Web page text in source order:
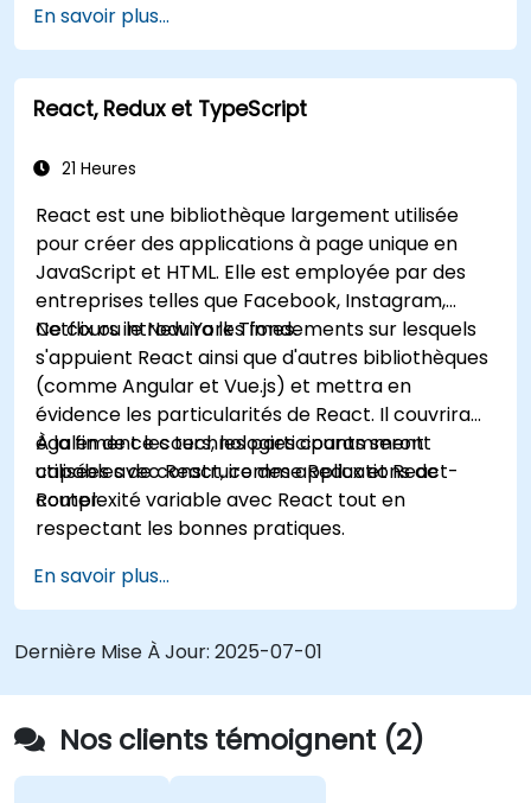
de Typescript'pour écrire un code propre et
expressif avec moins d'erreurs.
Configurer et utiliser Webpack avec
TypeScript pour créer des interfaces
Utiliser des types de données personnalisés
étendre les types génériques existants.
Implémenter des modèles de code
asynchrones et des API pour la gestion des
erreurs et la validation des réponses.
Déployer des applications TypeScript et
Node.js dans des environnements de
production (AWS EC2, Heroku, etc.).
En savoir plus...
React, Redux et TypeScript
21 Heures
React est une bibliothèque largement utilisée
pour créer des applications à page unique en
JavaScript et HTML. Elle est employée par des
entreprises telles que Facebook, Instagram,
Netflix ou le New York Times.
Ce cours introduira les fondements sur lesquels
s'appuient React ainsi que d'autres bibliothèques
(comme Angular et Vue.js) et mettra en
évidence les particularités de React. Il couvrira
également les technologies couramment
utilisées avec React, comme Redux et React-
Router.
À la fin de ce cours, les participants seront
capables de construire des applications de
complexité variable avec React tout en
respectant les bonnes pratiques.
En savoir plus...
Dernière Mise À Jour: 2025-07-01
Nos clients témoignent (2)